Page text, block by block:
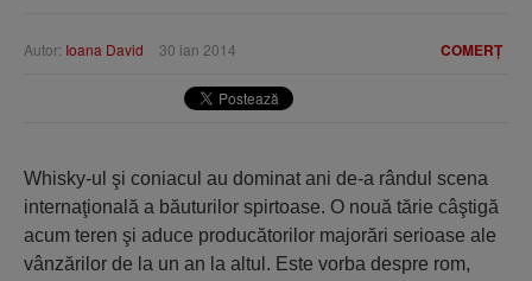
COMERȚ
Autor: Ioana David 30 ian 2014
Whisky-ul şi coniacul au dominat ani de-a rândul scena
internaţională a băuturilor spirtoase. O nouă tărie câştigă
acum teren şi aduce producătorilor majorări serioase ale
vânzărilor de la un an la altul. Este vorba despre rom,